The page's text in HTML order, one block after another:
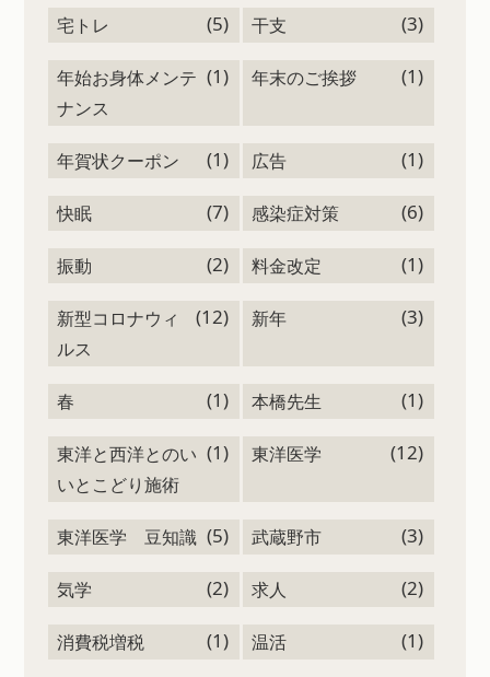
宅トレ (5) 干支 (3)
年始お身体メンテ
ナンス
(1) 年末のご挨拶 (1)
年賀状クーポン (1) 広告 (1)
快眠 (7) 感染症対策 (6)
振動 (2) 料金改定 (1)
新型コロナウィ
ルス
(12) 新年 (3)
春 (1) 本橋先生 (1)
東洋と西洋とのい
いとこどり施術
(1) 東洋医学 (12)
東洋医学 豆知識 (5) 武蔵野市 (3)
気学 (2) 求人 (2)
消費税増税 (1) 温活 (1)